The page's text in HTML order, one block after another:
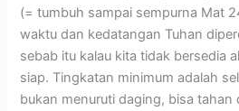
(= tumbuh sampai sempurna Mat
waktu dan kedatangan Tuhan
sebab itu kalau kita tidak bersedia
siap. Tingkatan minimum adalah
bukan menuruti daging, bisa tahan